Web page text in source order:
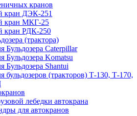
кранов
кран ДЭК-251
кран МКГ-25
кран РДК-250
(трактора)
Бульдозера Caterpillar
Бульдозера Komatsu
Бульдозера Shantui
бульдозеров (тракторов) Т-130, Т-170,
лебедки автокрана
для автокранов